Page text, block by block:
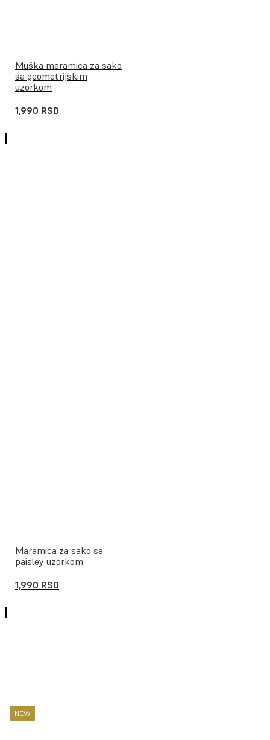
NEW
NEW
NEW
NEW
NEW
NEW
Muška maramica za sako
sa geometrijskim
uzorkom
1,990 RSD
Maramica za sako sa
paisley uzorkom
1,990 RSD